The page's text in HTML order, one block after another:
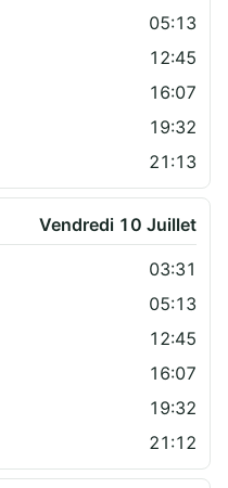
05:13
12:45
16:07
19:32
21:13
Vendredi 10 Juillet
03:31
05:13
12:45
16:07
19:32
21:12